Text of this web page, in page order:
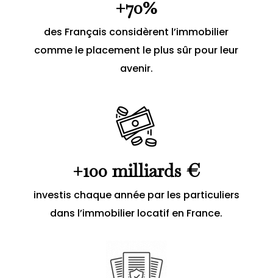
+70%
des Français considèrent l’immobilier
comme le placement le plus sûr pour leur
avenir.
+100 milliards €
investis chaque année par les particuliers
dans l’immobilier locatif en France.